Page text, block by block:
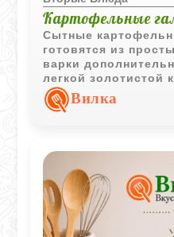
Картофельные
Сытные
готовятся из
варки
легкой золотистой
хорошо подходит
или ужина.
Вилка